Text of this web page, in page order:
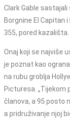
Clark Gable sastajali
Borgnine El Capitan
355, pored kazališta.
Onaj koji se najviše
je poznat kao
na rubu groblja
Picturesa. „Tijekom
članova, a 95 posto
a pridruživanje njoj